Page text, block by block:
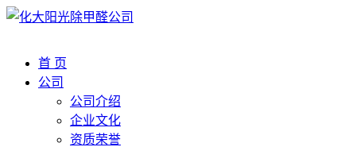
首 页
公司
公司介绍
企业文化
资质荣誉